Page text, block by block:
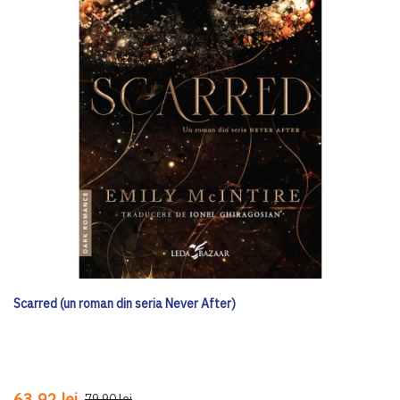
Scarred (un roman din seria Never After)